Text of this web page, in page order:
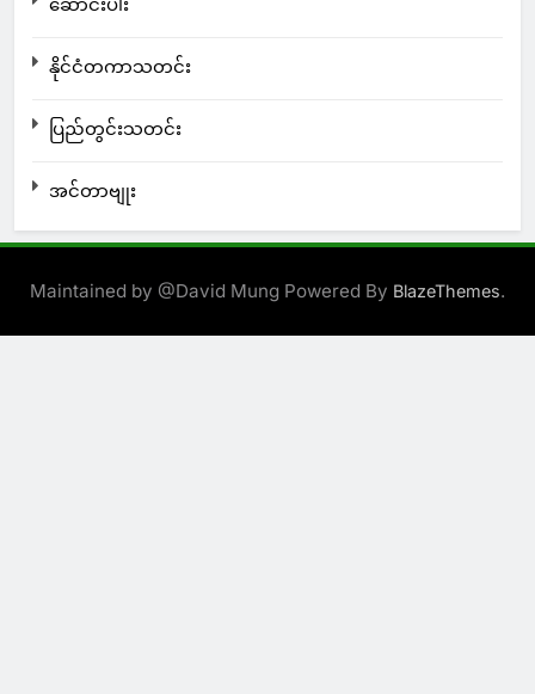
နိုင်ငံတကာသတင်း
ပြည်တွင်းသတင်း
အင်တာဗျုး
Maintained by @David Mung Powered By BlazeThemes.